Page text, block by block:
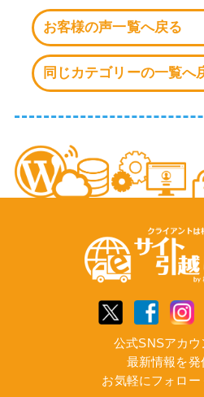
お客様の声一覧へ戻る
同じカテゴリーの一覧へ
公式SNSアカウ
最新情報を発
お気軽にフォロー